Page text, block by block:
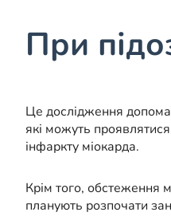
При
Це дослідження
які можуть
інфаркту міокарда.
Крім того, обстеження
планують розпочати